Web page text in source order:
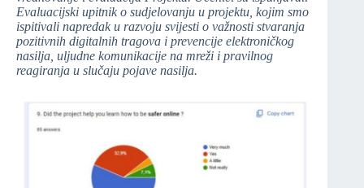
Evaluacijski upitnik o sudjelovanju u projektu, kojim smo
ispitivali napredak u razvoju svijesti o važnosti stvaranja
pozitivnih digitalnih tragova i prevencije elektroničkog
nasilja, uljudne komunikacije na mreži i pravilnog
reagiranja u slučaju pojave nasilja.